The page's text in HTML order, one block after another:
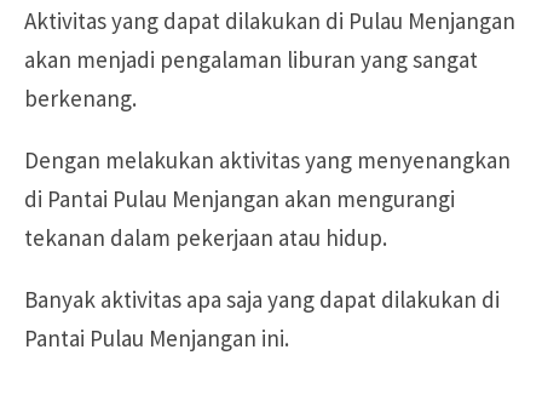
Aktivitas yang dapat dilakukan di Pulau Menjangan
akan menjadi pengalaman liburan yang sangat
berkenang.
Dengan melakukan aktivitas yang menyenangkan
di Pantai Pulau Menjangan akan mengurangi
tekanan dalam pekerjaan atau hidup.
Banyak aktivitas apa saja yang dapat dilakukan di
Pantai Pulau Menjangan ini.